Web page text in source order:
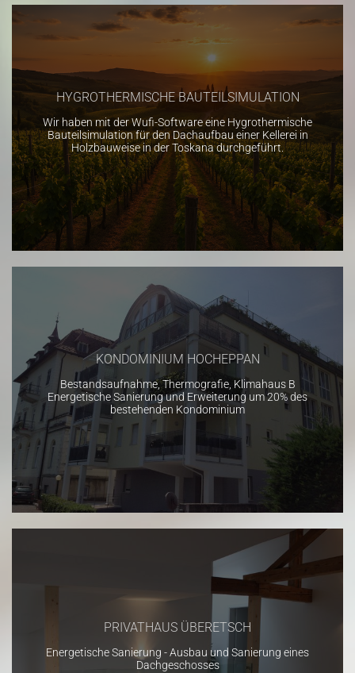
HYGROTHERMISCHE BAUTEILSIMULATION
Wir haben mit der Wufi-Software eine Hygrothermische
Bauteilsimulation für den Dachaufbau einer Kellerei in
Holzbauweise in der Toskana durchgeführt.
KONDOMINIUM HOCHEPPAN
Bestandsaufnahme, Thermografie, Klimahaus B
Energetische Sanierung und Erweiterung um 20% des
bestehenden Kondominium
PRIVATHAUS ÜBERETSCH
Energetische Sanierung - Ausbau und Sanierung eines
Dachgeschosses